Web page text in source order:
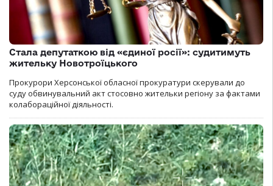
Стала депутаткою від «єдиної росії»: судитимуть
жительку Новотроїцького
Прокурори Херсонської обласної прокуратури скерували до
суду обвинувальний акт стосовно жительки регіону за фактами
колабораційної діяльності.